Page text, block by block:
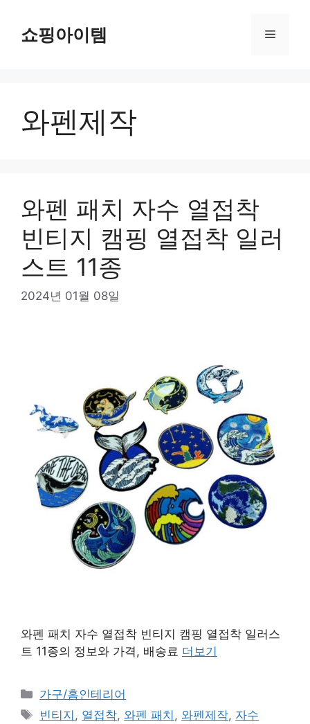
쇼핑아이템 메
와펜제작
와펜 패치 자수 열접착
빈티지 캠핑 열접착 일러
스트 11종
2024년 01월 08일
와펜 패치 자수 열접착 빈티지 캠핑 열접착 일러스
트 11종의 정보와 가격, 배송료 더보기
카
테
가구/홈인테리어
태
빈티지 , 열접착, 와펜 패치 , 와펜제작, 자수